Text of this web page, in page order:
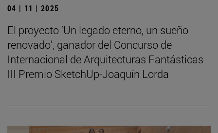
04 | 11 | 2025
El proyecto ‘Un legado eterno, un sueño
renovado’, ganador del Concurso de
Internacional de Arquitecturas Fantásticas
III Premio SketchUp-Joaquín Lorda